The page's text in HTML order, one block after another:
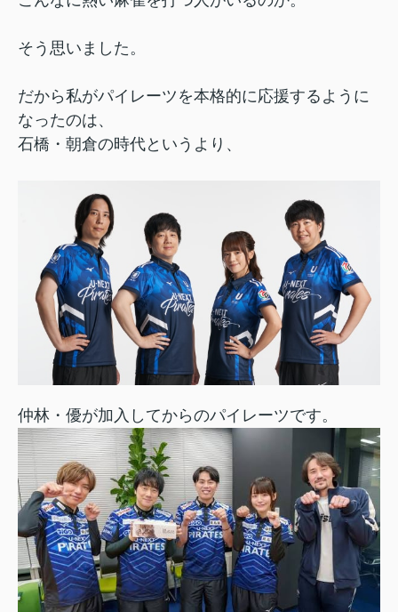
そう思いました。
だから私がパイレーツを本格的に応援するように
なったのは、
石橋・朝倉の時代というより、
仲林・優が加入してからのパイレーツです。